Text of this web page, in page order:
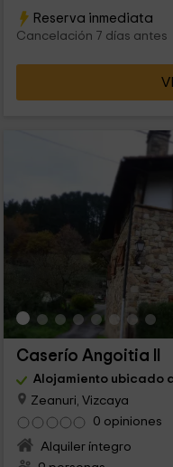
Reserva inmediata
Cancelación 7 días antes
Caserío Angoitia II
Alojamiento ubicado
Zeanuri, Vizcaya
0 opiniones
Alquiler íntegro